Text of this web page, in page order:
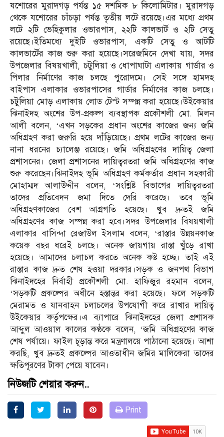
যশোরের মুরাদগড় পর্যন্ত ১৫ দশমিক ৮ কিলোমিটার। মুরাদগড়
থেকে যশোরের চাঁচড়া পর্যন্ত তৃতীয় লটে রয়েছে।এর মধ্যে প্রথম
লটে ২টি ভেহিকুলার ওভারপাস, ২২টি কালভার্ট ও ২টি সেতু
রয়েছে।ইতিমধ্যে দুইটি ওভারপাস, একটি সেতু ও আটটি
কালভার্টের কাজ শুরু করা হয়েছে।সরেজমিনে দেখা যায়, সদর
উপজেলার বিষয়খালী, চটুলিয়া ও ধোপাঘাটা এলাকায় গার্ডার ও
পিলার নির্মাণের কাজ চলছে পুরোদমে। সেই সঙ্গে হামদহ
বাইপাস এলাকার ওভারপাসের গার্ডার নির্মাণের কাজ চলছে।
চটুলিয়া মোড় এলাকায় লোড টেস্ট সম্পন্ন করা হয়েছে।উইকেয়ার
ঝিনাইদহ অংশের উপ-প্রকল্প ব্যবস্থাপক প্রকৌশলী মো. মিলন
আলী বলেন, ‘এখন সড়কের প্রধান অংশের কাজের জন্য জমি
অধিগ্রহণ করা জরুরি হয়ে দাঁড়িয়েছে। প্রথম লটের কাজের জন্য
নানা ধরনের চ্যালেঞ্জ রয়েছে। জমি অধিগ্রহণের দায়িত্ব জেলা
প্রশাসনের। জেলা প্রশাসনের দায়িত্বরতরা জমি অধিগ্রহণের কাজ
শুরু করেছেন।ঝিনাইদহ ভূমি অধিগ্রহণ কর্মকর্তার প্রধান সহকারী
মোহাম্মদ আলাউদ্দীন বলেন, ‘সংশ্লিষ্ট বিভাগের দায়িত্বরতরা
তাদের প্রতিবেদন জমা দিতে দেরি করেছে। তবে ভূমি
অধিগ্রহণকাজের বেশ আগ্রগতি হয়েছে। খুব দ্রুতই জমি
অধিগ্রহণের কাজ সম্পন্ন করা হবে।সদর উপজেলার বিষয়খালী
এলাকার বাসিন্দা রেজাউল ইসলাম বলেন, ‘রাস্তার উন্নয়নকাজ
কয়েক বছর ধরেই চলছে। অনেক জায়গায় রাস্তা খুঁড়ে রাখা
হয়েছে। আমাদের চলাচল করতে অনেক কষ্ট হচ্ছে। তাই এই
রাস্তার কাজ দ্রুত শেষ হওয়া দরকার।সড়ক ও জনপথ বিভাগ
ঝিনাইদহের নির্বাহী প্রকৌশলী মো. হাফিজুর রহমান বলেন,
‘সড়কটি প্রকল্পের অধীনে হস্তান্তর করা হয়েছে। ফলে সড়কটি
মেরামত ও যানবাহন চলাচলের উপযোগী করে রাখার দায়িত্ব
উইকেয়ার কর্তৃপক্ষের।এ ব্যাপারে ঝিনাইদহের জেলা প্রশাসক
আব্দুল আওয়াল কালের কণ্ঠকে বলেন, ‘জমি অধিগ্রহণের কাজ
শেষ পর্যায়ে। ফাইল চূড়ান্ত করে মন্ত্রণালয়ে পাঠানো হয়েছে। আশা
করছি, খুব দ্রুতই প্রকল্পের আওতাধীন জমির মালিকেরা তাদের
ক্ষতিপূরণের টাকা পেয়ে যাবেন।
নিউজটি শেয়ার করুন..
Print